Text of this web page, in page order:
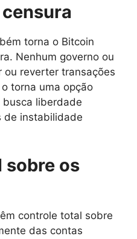
torna o Bitcoin
Nenhum governo ou
reverter transações
torna uma opção
busca liberdade
de instabilidade
sobre os
controle total sobre
das contas